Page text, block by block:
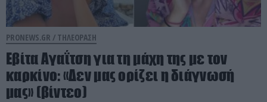
PRONEWS.GR / ΤΗΛΕΟΡΑΣΗ
Εβίτα Αγαΐτση για τη μάχη της με τον
καρκίνο: «Δεν μας ορίζει η διάγνωσή
μας» (βίντεο)